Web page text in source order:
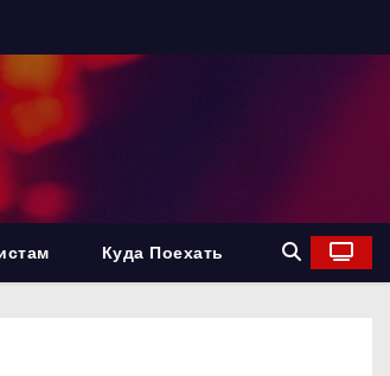
Куда Поехать